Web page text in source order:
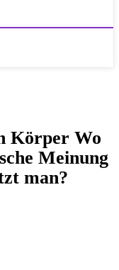
Körper Wo
Meinung
man?